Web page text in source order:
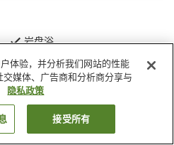
岩盘浴
田町
索客房
体验，并分析我们网站的性能
媒体、广告商和分析商分享与
隐私政策
接受所有